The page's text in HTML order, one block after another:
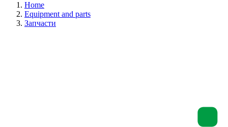
Home
Equipment and parts
Запчасти